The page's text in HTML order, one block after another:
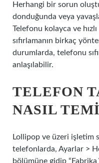
Herhangi bir sorun
donduğunda veya
Telefonu kolayca ve
sıfırlamanın birkaç
durumlarda, telefonu
anlaşılabilir.
TELEFON
NASIL
Lollipop ve üzeri işletim
telefonlarda, Ayarlar >
bölümüne gidip “Fabrika